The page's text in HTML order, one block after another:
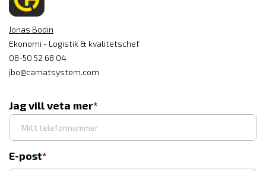
Jonas Bodin
Ekonomi - Logistik & kvalitetschef
08-50 52 68 04
jbo@camatsystem.com
Jag vill veta mer
E-post